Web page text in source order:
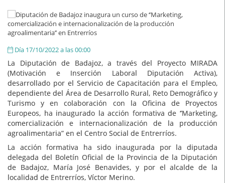
Día 17/10/2022 a las 00:00
La Diputación de Badajoz, a través del Proyecto MIRADA
(Motivación e Inserción Laboral Diputación Activa),
desarrollado por el Servicio de Capacitación para el Empleo,
dependiente del Área de Desarrollo Rural, Reto Demográfico y
Turismo y en colaboración con la Oficina de Proyectos
Europeos, ha inaugurado la acción formativa de ‘’Marketing,
comercialización e internacionalización de la producción
agroalimentaria” en el Centro Social de Entrerríos.
La acción formativa ha sido inaugurada por la diputada
delegada del Boletín Oficial de la Provincia de la Diputación
de Badajoz, María José Benavides, y por el alcalde de la
localidad de Entrerríos, Víctor Merino.